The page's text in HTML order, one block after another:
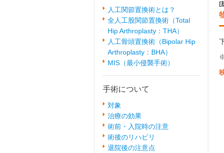
[
人工関節置換術とは？
全人工股関節置換術（Total
Hip Arthroplasty：THA）
人工骨頭置換術（Bipolar Hip
Arthroplasty：BHA）
MIS（最小侵襲手術）
手術について
対象
治療の効果
術前・入院時の注意
術後のリハビリ
退院後の注意点